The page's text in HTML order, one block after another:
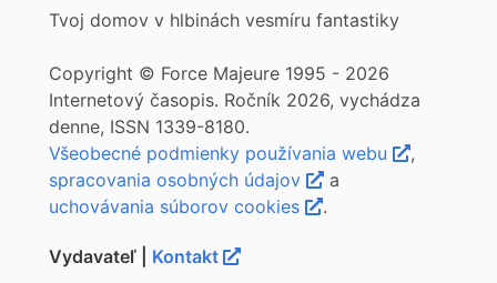
Tvoj domov v hlbinách vesmíru fantastiky
Copyright © Force Majeure 1995 - 2026
Internetový časopis. Ročník 2026, vychádza
denne, ISSN 1339-8180.
Všeobecné podmienky používania webu
,
spracovania osobných údajov
a
uchovávania súborov cookies
.
Vydavateľ | Kontakt